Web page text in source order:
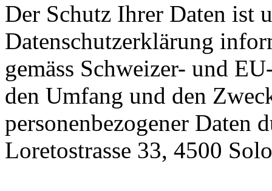
Der Schutz Ihrer Daten ist
Datenschutzerklärung
gemäss Schweizer- und
den Umfang und den
personenbezogener Daten
Loretostrasse 33, 4500